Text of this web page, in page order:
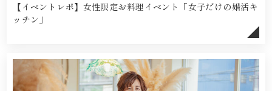
【イベントレポ】女性限定お料理イベント「女子だけの婚活キ
ッチン」